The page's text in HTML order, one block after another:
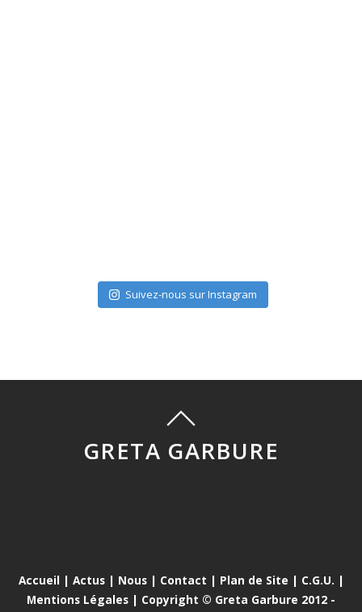
Suivez-nous sur Instagram
GRETA GARBURE
Accueil | Actus| Nous| Contact | Plan de Site | C.G.U. |
Mentions Légales | Copyright © Greta Garbure 2012 -